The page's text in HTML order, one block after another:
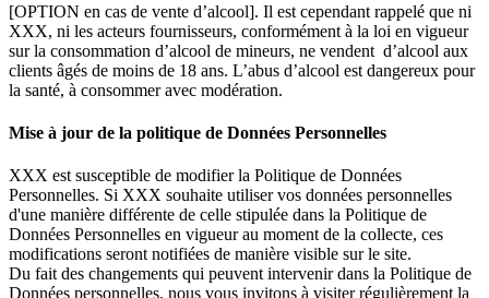
[OPTION en cas de vente d’alcool]. Il est cependant rappelé que ni
XXX, ni les acteurs fournisseurs, conformément à la loi en vigueur
sur la consommation d’alcool de mineurs, ne vendent d’alcool aux
clients âgés de moins de 18 ans. L’abus d’alcool est dangereux pour
la santé, à consommer avec modération.
Mise à jour de la politique de Données Personnelles
XXX est susceptible de modifier la Politique de Données
Personnelles. Si XXX souhaite utiliser vos données personnelles
d'une manière différente de celle stipulée dans la Politique de
Données Personnelles en vigueur au moment de la collecte, ces
modifications seront notifiées de manière visible sur le site.
Du fait des changements qui peuvent intervenir dans la Politique de
Données personnelles, nous vous invitons à visiter régulièrement la